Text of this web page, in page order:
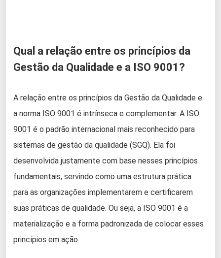
Qual a relação entre os princípios da
Gestão da Qualidade e a ISO 9001?
A relação entre os princípios da Gestão da Qualidade e
a norma ISO 9001 é intrínseca e complementar. A ISO
9001 é o padrão internacional mais reconhecido para
sistemas de gestão da qualidade (SGQ). Ela foi
desenvolvida justamente com base nesses princípios
fundamentais, servindo como uma estrutura prática
para as organizações implementarem e certificarem
suas práticas de qualidade. Ou seja, a ISO 9001 é a
materialização e a forma padronizada de colocar esses
princípios em ação.